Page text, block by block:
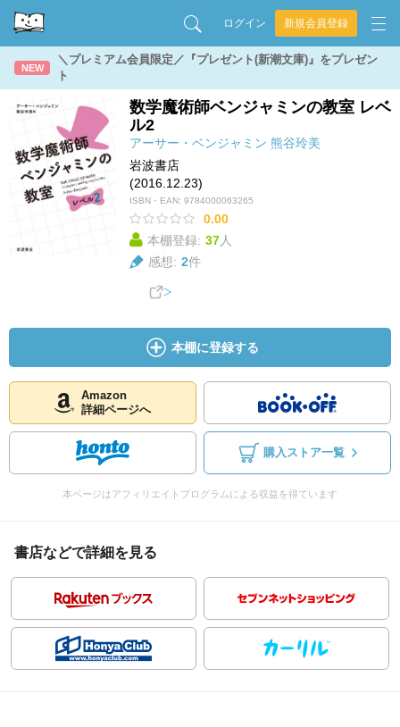
ログイン 新規会員登録
NEW
＼プレミアム会員限定／『プレゼント(新潮文庫)』をプレゼン
ト
数学魔術師ベンジャミンの教室 レベ
ル2
アーサー・ベンジャミン 熊谷玲美
岩波書店
(2016.12.23)
ISBN・EAN: 9784000063265
0.00
本棚登録: 37人
感想: 2件
本棚に登録する
Amazon
詳細ページへ
購入ストア一覧
本ページはアフィリエイトプログラムによる収益を得ています
書店などで詳細を見る